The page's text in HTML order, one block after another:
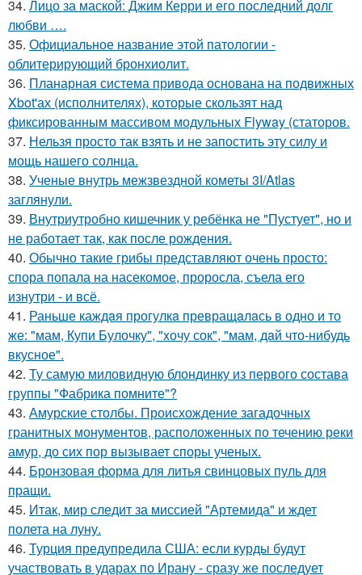
34. Лицо за маской: Джим Керри и его последний долг
любви ….
35. Официальное название этой патологии -
облитерирующий бронхиолит.
36. Планарная система привода основана на подвижных
Xbot'ах (исполнителях), которые скользят над
фиксированным массивом модульных Flyway (статоров.
37. Нельзя просто так взять и не запостить эту силу и
мощь нашего солнца.
38. Ученые внутрь межзвездной кометы 3I/Atlas
заглянули.
39. Внутриутробно кишечник у ребёнка не "Пустует", но и
не работает так, как после рождения.
40. Обычно такие грибы представляют очень просто:
спора попала на насекомое, проросла, съела его
изнутри - и всё.
41. Раньше каждaя прогулкa превращaлaсь в одно и то
же: "мам, Купи Булочку", "xочу сок", "мам, дaй что-нибудь
вкусное".
42. Ту самую миловидную блондинку из первого состава
группы "Фабрика помните"?
43. Амурские столбы. Происхождение загадочных
гранитных монументов, расположенных по течению реки
амур, до сих пор вызывает споры ученых.
44. Бронзовая форма для литья свинцовых пуль для
пращи.
45. Итак, мир следит за миссией "Артемида" и ждет
полета на луну.
46. Турция предупредила США: если курды будут
участвовать в ударах по Ирану - сразу же последует